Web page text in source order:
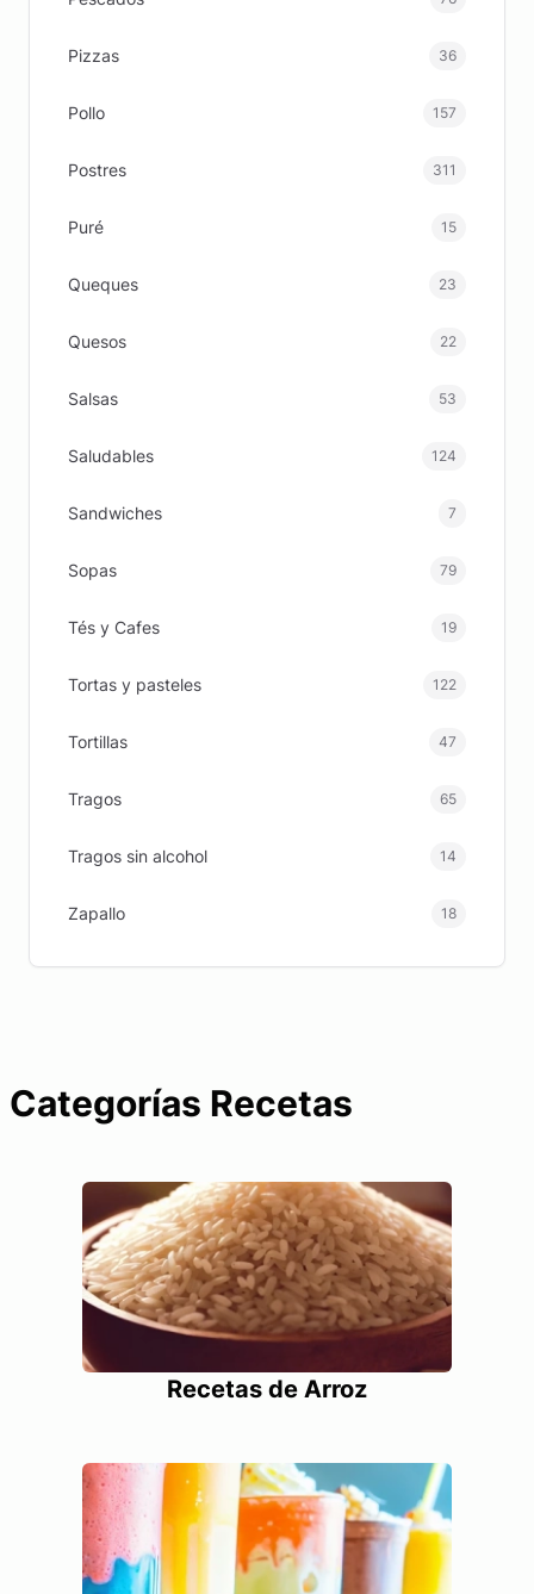
Pizzas 36
Pollo 157
Postres 311
Puré 15
Queques 23
Quesos 22
Salsas 53
Saludables 124
Sandwiches 7
Sopas 79
Tés y Cafes 19
Tortas y pasteles 122
Tortillas 47
Tragos 65
Tragos sin alcohol 14
Zapallo 18
Categorías Recetas
Recetas de Arroz